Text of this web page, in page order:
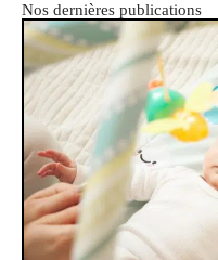
Nos dernières publications